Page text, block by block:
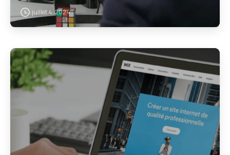
juillet 4, 2024
2